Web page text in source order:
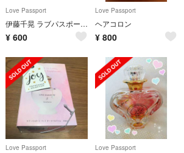
Love Passport
伊藤千晃 ラブパスポート キキクレール ヘアコロン
¥ 600
Love Passport
ヘアコロン
¥ 800
Love Passport Love Passport